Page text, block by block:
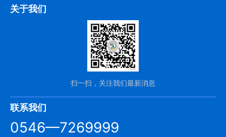
关于我们
扫一扫，关注我们最新消息
联系我们
0546—7269999